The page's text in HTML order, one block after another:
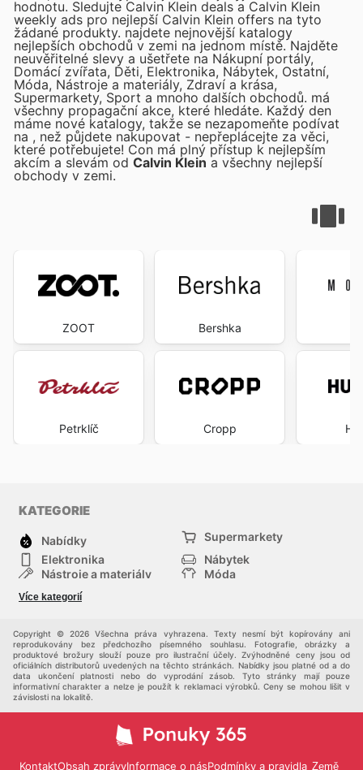
hodnotu. Sledujte Calvin Klein deals a Calvin Klein
weekly ads pro nejlepší Calvin Klein offers na tyto
žádané produkty. najdete nejnovější katalogy
nejlepších obchodů v zemi na jednom místě. Najděte
neuvěřitelné slevy a ušetřete na Nákupní portály,
Domácí zvířata, Děti, Elektronika, Nábytek, Ostatní,
Móda, Nástroje a materiály, Zdraví a krása,
Supermarkety, Sport a mnoho dalších obchodů. má
všechny propagační akce, které hledáte. Každý den
máme nové katalogy, takže se nezapomeňte podívat
na , než půjdete nakupovat - nepřeplácejte za věci,
které potřebujete! Con má plný přístup k nejlepším
akcím a slevám od Calvin Klein a všechny nejlepší
obchody v zemi.
ZOOT
Petrklíč
Bershka
Cropp
KATEGORIE
Nabídky
Supermarkety
Elektronika
Nábytek
Nástroje a materiály
Móda
Děti
Více kategorií
Copyright © 2026 Všechna práva vyhrazena. Texty nesmí být kopírovány ani
reprodukovány bez předchozího písemného souhlasu. Fotografie, obrázky a
produktové brožury slouží pouze pro ilustrační účely. Zvýhodněné ceny jsou od
oficiálních distributorů uvedených na těchto stránkách. Nabídky jsou platné od a do
data ukončení platnosti nebo do vyprodání zásob. Tyto stránky mají pouze
informativní charakter a nelze je použít k reklamaci výrobků. Ceny se mohou lišit v
závislosti na lokalitě.
KontaktObsah zprávyInformace o násPodmínky a pravidla Země